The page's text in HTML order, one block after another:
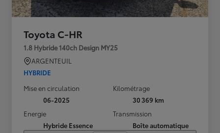
Toyota C-HR
1.8 Hybride 140ch Design MY25
ARGENTEUIL
HYBRIDE
Mise en circulation
06-2025
Kilométrage
30 369 km
Energie
Hybride Essence
Transmission
Boîte automatique